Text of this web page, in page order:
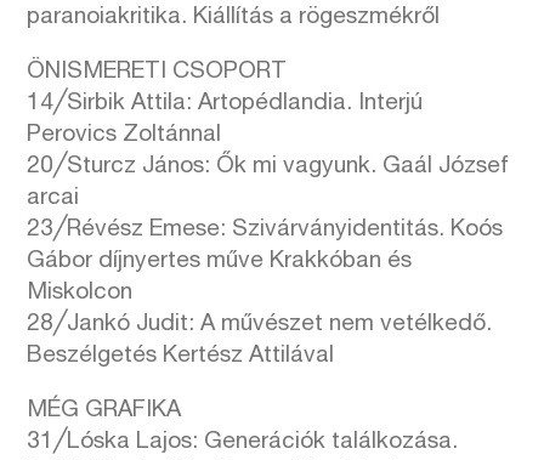
paranoiakritika. Kiállítás a rögeszmékről
ÖNISMERETI CSOPORT
14╱Sirbik Attila: Artopédlandia. Interjú
Perovics Zoltánnal
20╱Sturcz János: Ők mi vagyunk. Gaál József
arcai
23╱Révész Emese: Szivárványidentitás. Koós
Gábor díjnyertes műve Krakkóban és
Miskolcon
28╱Jankó Judit: A művészet nem vetélkedő.
Beszélgetés Kertész Attilával
MÉG GRAFIKA
31╱Lóska Lajos: Generációk találkozása.